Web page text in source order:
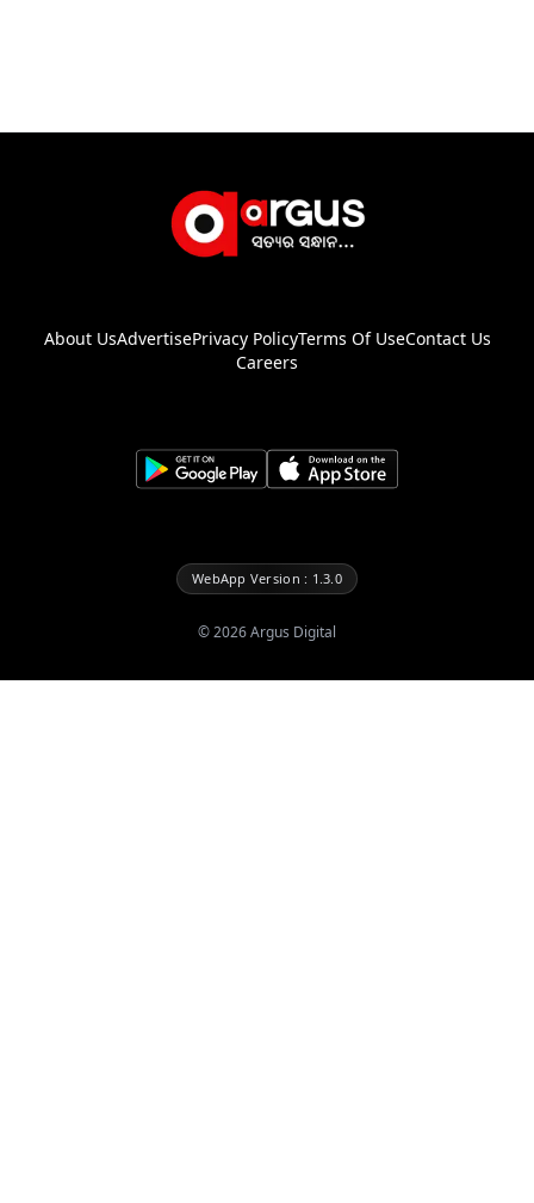
About UsAdvertisePrivacy PolicyTerms Of UseContact Us
Careers
WebApp Version : 1.3.0
©2026Argus Digital